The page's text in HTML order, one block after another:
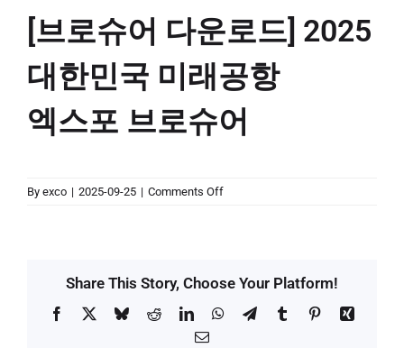
[브로슈어 다운로드] 2025
대한민국 미래공항
엑스포 브로슈어
By exco | 2025-09-25 | Comments Offon
미래공항
브로슈어
Share This Story, Choose Your Platform!
Facebook BlueskyRedditLinkedInWhatsApp
TelegramTumblr PinterestXing
Email